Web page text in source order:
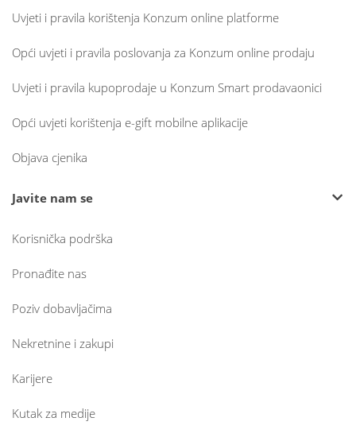
Uvjeti i pravila korištenja Konzum online platforme
Opći uvjeti i pravila poslovanja za Konzum online prodaju
Uvjeti i pravila kupoprodaje u Konzum Smart prodavaonici
Opći uvjeti korištenja e-gift mobilne aplikacije
Objava cjenika
Javite nam se
Korisnička podrška
Pronađite nas
Poziv dobavljačima
Nekretnine i zakupi
Karijere
Kutak za medije